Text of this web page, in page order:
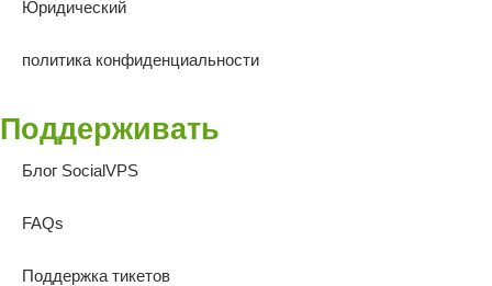
Юридический
политика конфиденциальности
Поддерживать
Блог SocialVPS
FAQs
Поддержка тикетов